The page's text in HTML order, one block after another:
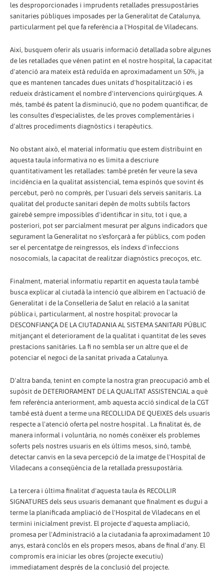
les desproporcionades i imprudents retallades pressupostàries
sanitaries públiques imposades per la Generalitat de Catalunya,
particularment pel que fa referència a l'Hospital de Viladecans.
Així, busquem oferir als usuaris informació detallada sobre algunes
de les retallades que vénen patint en el nostre hospital, la capacitat
d'atenció ara mateix està reduïda en aproximadament un 50%, ja
que es mantenen tancades dues unitats d'hospitalització i es
redueix dràsticament el nombre d'intervencions quirúrgiques. A
més, també és patent la disminució, que no podem quantificar, de
les consultes d'especialistes, de les proves complementàries i
d'altres procediments diagnòstics i terapèutics.
No obstant això, el material informatiu que estem distribuint en
aquesta taula informativa no es limita a descriure
quantitativament les retallades: també pretén fer veure la seva
incidència en la qualitat assistencial, tema espinós que sovint és
percebut, però no comprès, per l'usuari dels serveis sanitaris. La
qualitat del producte sanitari depèn de molts subtils factors
gairebé sempre impossibles d'identificar in situ, tot i que, a
posteriori, pot ser parcialment mesurat per alguns indicadors que
segurament la Generalitat no s'esforçarà a fer públics, com poden
ser el percentatge de reingressos, els índexs d'infeccions
nosocomials, la capacitat de realitzar diagnòstics precoços, etc.
Finalment, material informatiu repartit en aquesta taula també
busca explicar al ciutadà la intenció que albirem en l'actuació de
Generalitat i de la Conselleria de Salut en relació a la sanitat
pública i, particularment, al nostre hospital: provocar la
DESCONFIANÇA DE LA CIUTADANIA AL SISTEMA SANITARI PÚBLIC
mitjançant el deteriorament de la qualitat i quantitat de les seves
prestacions sanitàries. La fi no sembla ser un altre que el de
potenciar el negoci de la sanitat privada a Catalunya.
D'altra banda, tenint en compte la nostra gran preocupació amb el
supòsit de DETERIORAMENT DE LA QUALITAT ASSISTENCIAL a què
fem referència anteriorment, amb aquesta acció sindical de la CGT
també està duent a terme una RECOLLIDA DE QUEIXES dels usuaris
respecte a l'atenció oferta pel nostre hospital . La finalitat és, de
manera informal i voluntària, no només conèixer els problemes
soferts pels nostres usuaris en els últims mesos, sinó, també,
detectar canvis en la seva percepció de la imatge de l'Hospital de
Viladecans a conseqüència de la retallada pressupostària.
La tercera i última finalitat d'aquesta taula és RECOLLIR
SIGNATURES dels seus usuaris demanant que finalment es dugui a
terme la planificada ampliació de l'Hospital de Viladecans en el
termini inicialment previst. El projecte d'aquesta ampliació,
promesa per l'Administració a la ciutadania fa aproximadament 10
anys, estarà conclòs en els propers mesos, abans de final d'any. El
compromís era iniciar les obres (projecte executiu)
immediatament després de la conclusió del projecte.